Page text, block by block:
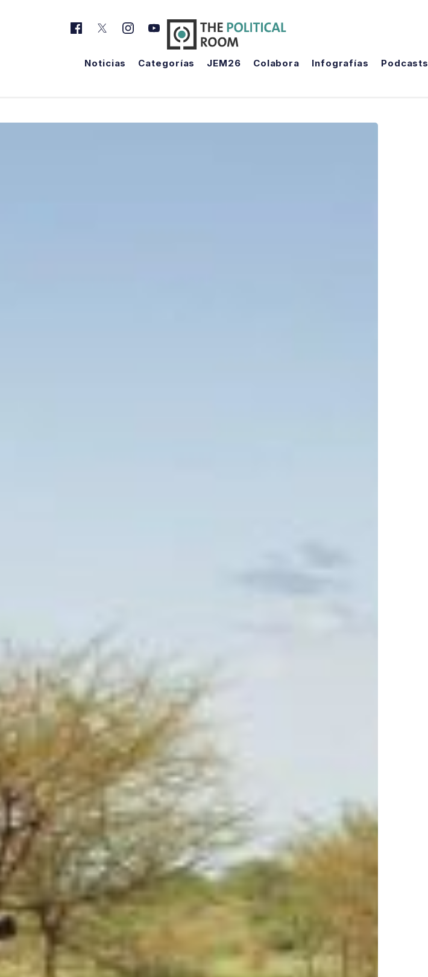
Noticias Categorías JEM26 Colabora Infografías Podcasts